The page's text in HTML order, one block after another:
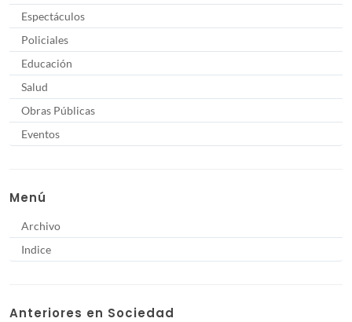
Espectáculos
Policiales
Educación
Salud
Obras Públicas
Eventos
Menú
Archivo
Indice
Anteriores en Sociedad